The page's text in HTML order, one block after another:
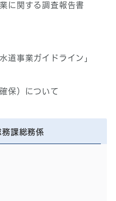
に関する調査報告書
道事業ガイドライン」
保）について
務課総務係